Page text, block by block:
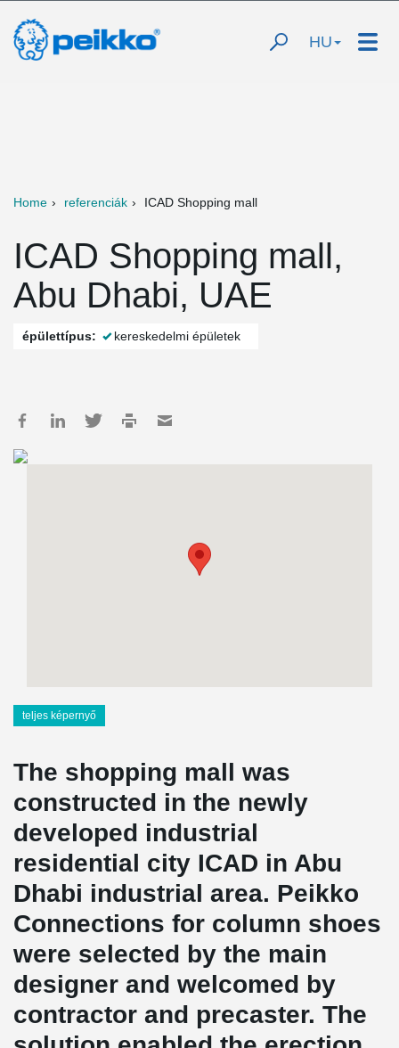
HU
Home referenciák ICAD Shopping mall
ICAD Shopping mall,
Abu Dhabi, UAE
épülettípus: kereskedelmi épületek
teljes képernyő
The shopping mall was
constructed in the newly
developed industrial
residential city ICAD in Abu
Dhabi industrial area. Peikko
Connections for column shoes
were selected by the main
designer and welcomed by
contractor and precaster. The